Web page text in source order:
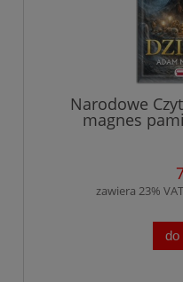
Narodowe
magnes
zawiera 23%
do